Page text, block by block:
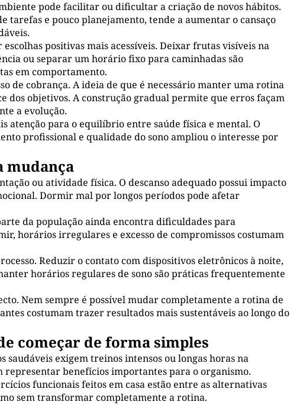
pode facilitar ou dificultar a criação de novos hábitos.
tarefas e pouco planejamento, tende a aumentar o cansaço
positivas mais acessíveis. Deixar frutas visíveis na
ou separar um horário fixo para caminhadas são
em comportamento.
de cobrança. A ideia de que é necessário manter uma rotina
dos objetivos. A construção gradual permite que erros façam
a evolução.
atenção para o equilíbrio entre saúde física e mental. O
profissional e qualidade do sono ampliou o interesse por
mudança
ou atividade física. O descanso adequado possui impacto
Dormir mal por longos períodos pode afetar
da população ainda encontra dificuldades para
horários irregulares e excesso de compromissos costumam
Reduzir o contato com dispositivos eletrônicos à noite,
horários regulares de sono são práticas frequentemente
Nem sempre é possível mudar completamente a rotina de
costumam trazer resultados mais sustentáveis ao longo do
começar de forma simples
exigem treinos intensos ou longas horas na
representar benefícios importantes para o organismo.
funcionais feitos em casa estão entre as alternativas
sem transformar completamente a rotina.